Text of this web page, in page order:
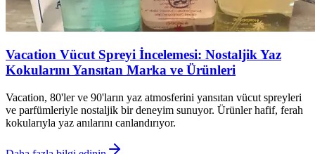
Vacation Vücut Spreyi İncelemesi: Nostaljik Yaz
Kokularını Yansıtan Marka ve Ürünleri
Vacation, 80'ler ve 90'ların yaz atmosferini yansıtan vücut spreyleri
ve parfümleriyle nostaljik bir deneyim sunuyor. Ürünler hafif, ferah
kokularıyla yaz anılarını canlandırıyor.